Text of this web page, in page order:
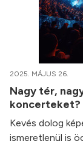
2025. MÁJUS 26.
Nagy tér,
koncerteket?
Kevés dolog
ismeretlenül is